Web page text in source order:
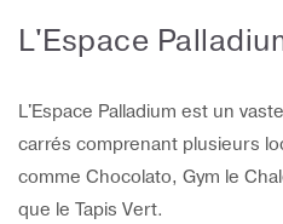
L'Espace
L'Espace Palladium est un
carrés comprenant plusieurs
comme Chocolato, Gym le
que le Tapis Vert.